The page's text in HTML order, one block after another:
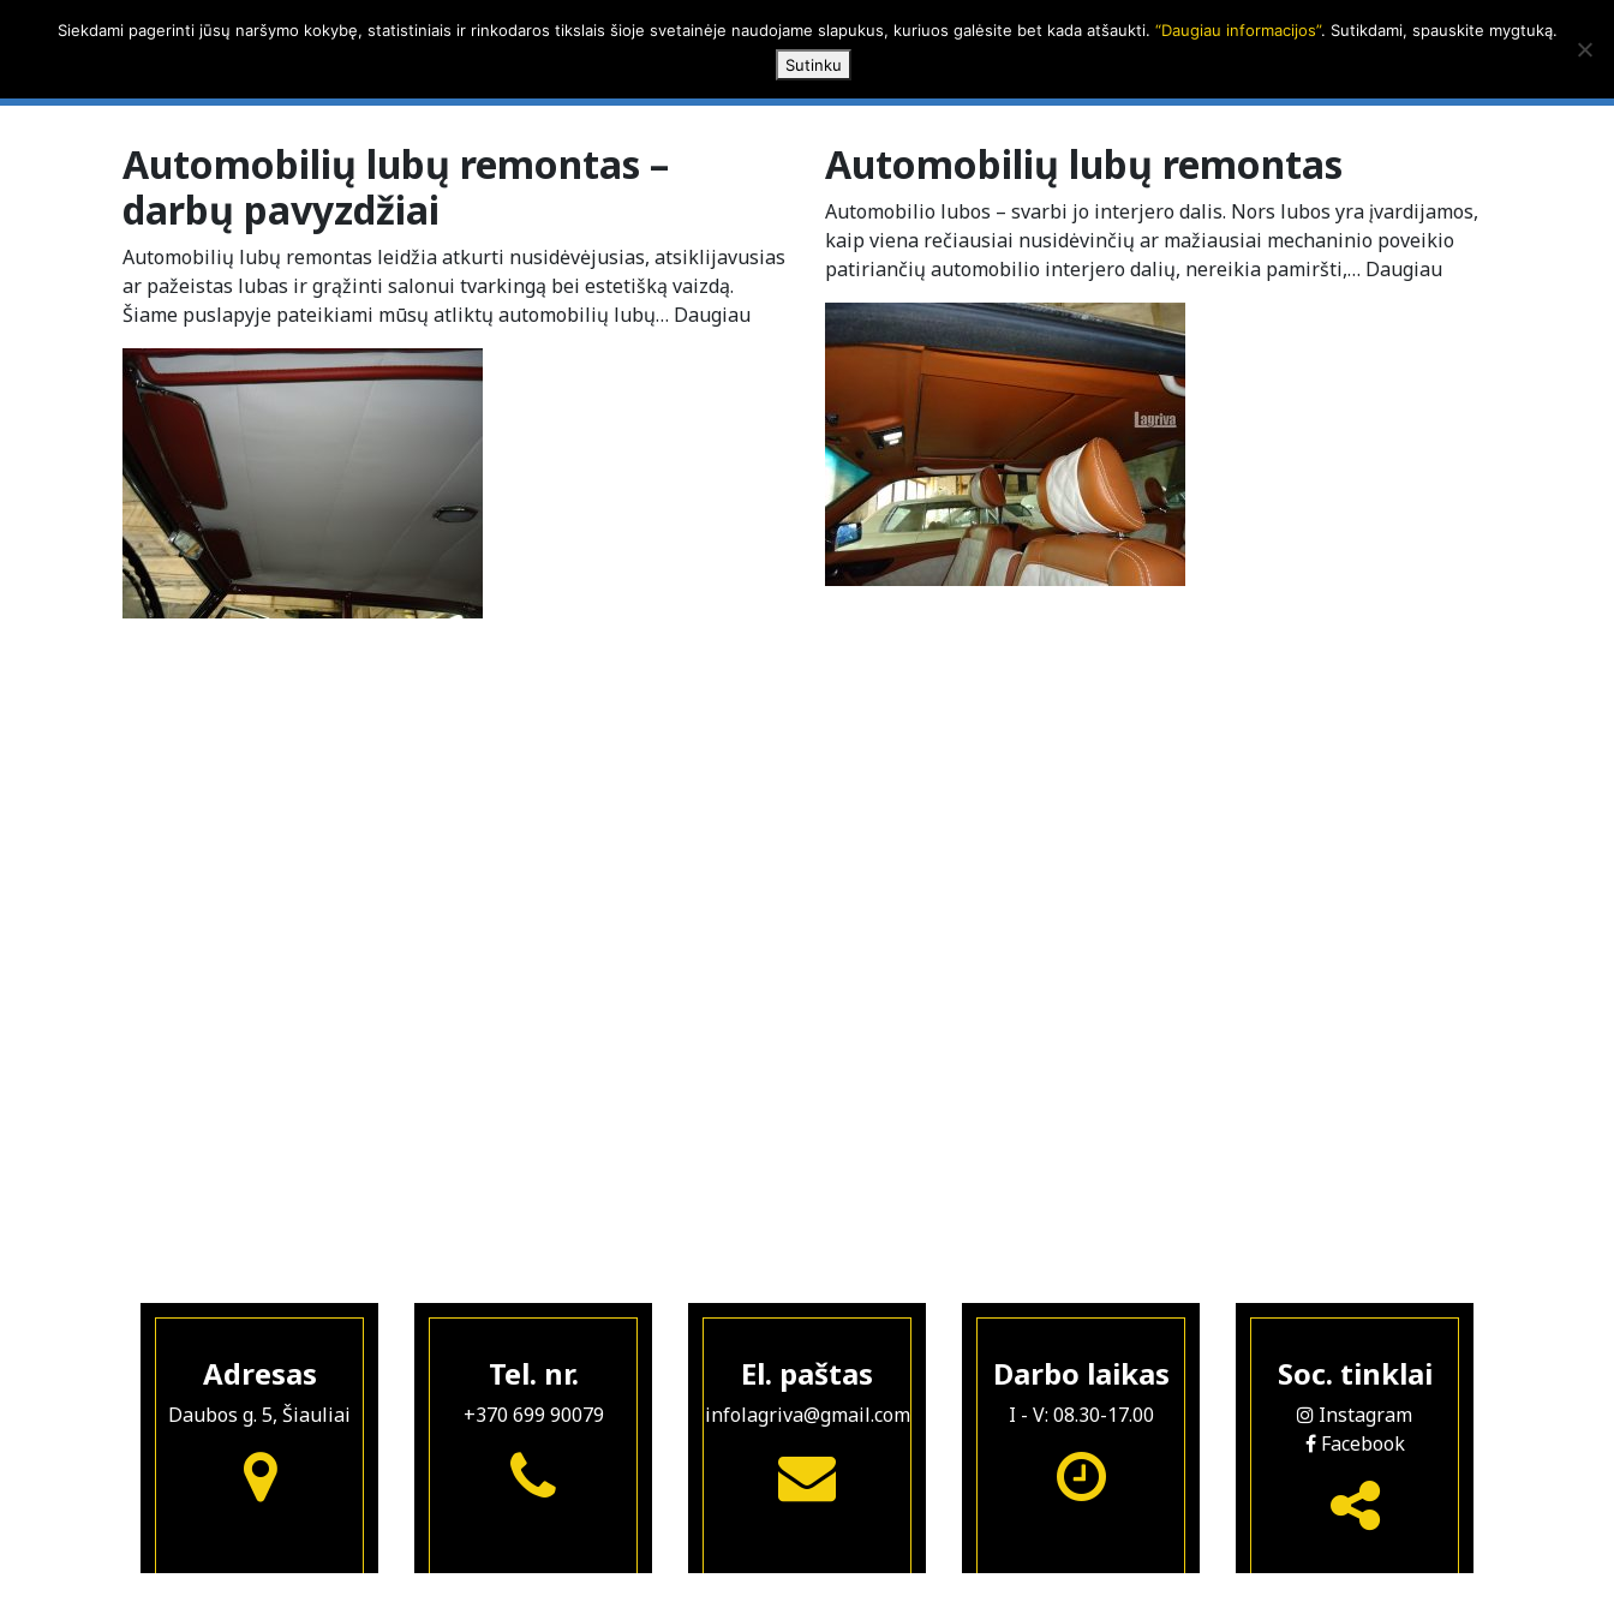
Automobilių lubų remontas –
darbų pavyzdžiai
Automobilių lubų remontas leidžia atkurti nusidėvėjusias, atsiklijavusias
ar pažeistas lubas ir grąžinti salonui tvarkingą bei estetišką vaizdą.
Šiame puslapyje pateikiami mūsų atliktų automobilių lubų… Daugiau
Automobilių lubų remontas
Automobilio lubos – svarbi jo interjero dalis. Nors lubos yra įvardijamos,
kaip viena rečiausiai nusidėvinčių ar mažiausiai mechaninio poveikio
patiriančių automobilio interjero dalių, nereikia pamiršti,… Daugiau
Adresas
Daubos g. 5, Šiauliai
Tel. nr.
+370 699 90079
El. paštas
infolagriva@gmail.com
Darbo laikas
I - V: 08.30-17.00
Soc. tinklai
Instagram
Facebook
Siekdami pagerinti jūsų naršymo kokybę, statistiniais ir rinkodaros tikslais šioje svetainėje naudojame slapukus, kuriuos galėsite bet kada atšaukti. “Daugiau informacijos”. Sutikdami, spauskite mygtuką.
Sutinku